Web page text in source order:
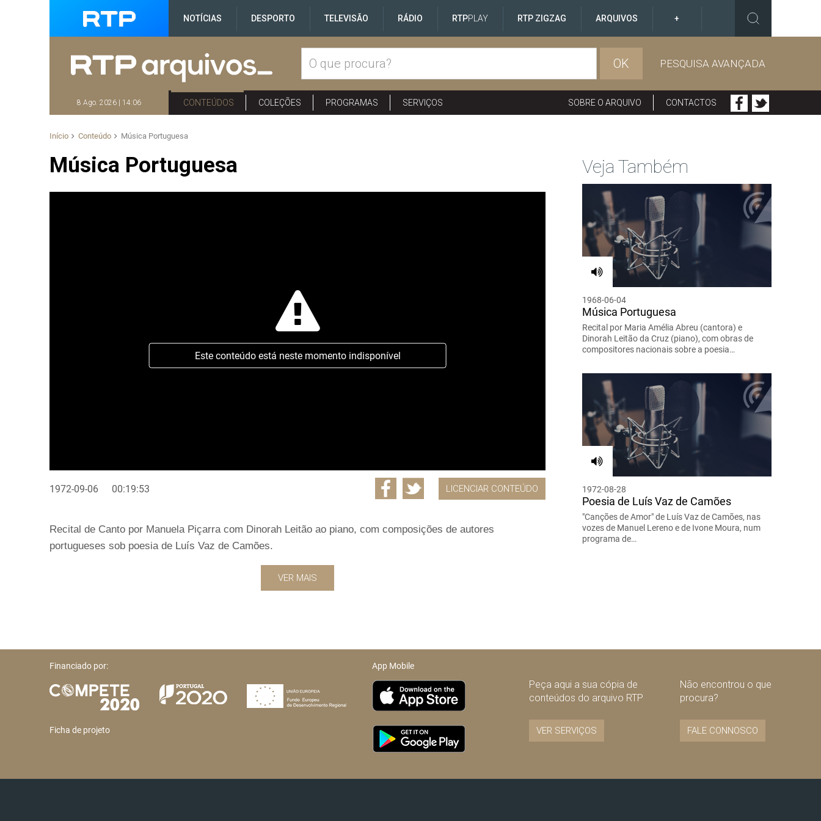
NOTÍCIAS DESPORTO TELEVISÃO RÁDIO RTPPLAY RTP ZIGZAG ARQUIVOS +
OK PESQUISA AVANÇADA
8 Ago. 2026 | 14:06 CONTEÚDOS COLEÇÕES PROGRAMAS SERVIÇOS SOBRE O ARQUIVO CONTACTOS
Início Conteúdo Música Portuguesa
Música Portuguesa
Este conteúdo está neste momento indisponível
1972-09-06 00:19:53 LICENCIAR CONTEÚDO
Recital de Canto por Manuela Piçarra com Dinorah Leitão ao piano, com composições de autores
portugueses sob poesia de Luís Vaz de Camões.
VER MAIS
Veja Também
1968-06-04
Música Portuguesa
Recital por Maria Amélia Abreu (cantora) e
Dinorah Leitão da Cruz (piano), com obras de
compositores nacionais sobre a poesia…
1972-08-28
Poesia de Luís Vaz de Camões
"Canções de Amor" de Luís Vaz de Camões, nas
vozes de Manuel Lereno e de Ivone Moura, num
programa de…
Financiado por:
Ficha de projeto
App Mobile
Peça aqui a sua cópia de
conteúdos do arquivo RTP
VER SERVIÇOS
Não encontrou o que
procura?
FALE CONNOSCO